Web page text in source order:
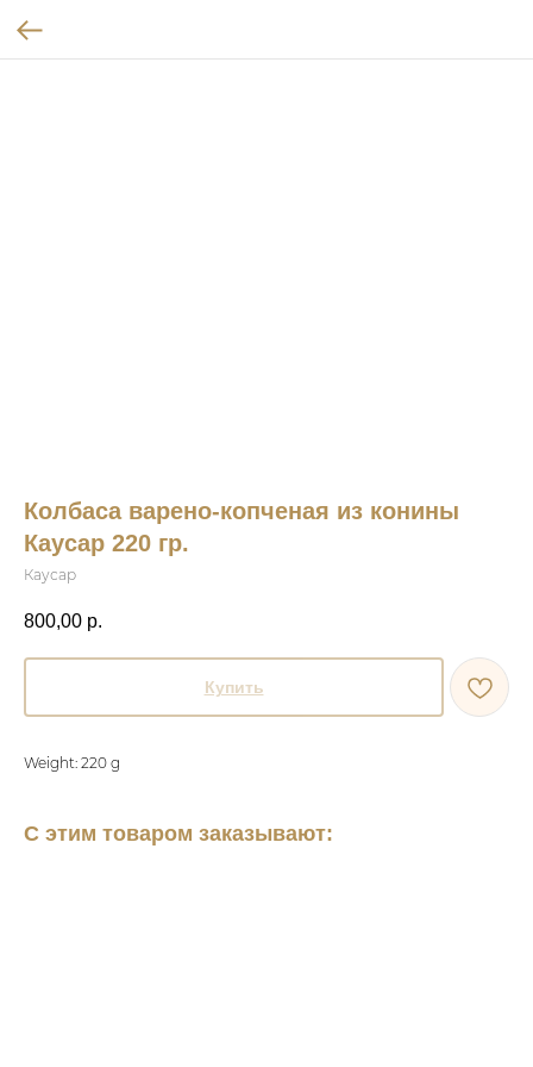
Колбаса варено-копченая из конины
Каусар 220 гр.
Каусар
800,00 р.
Купить
Weight: 220 g
С этим товаром заказывают: